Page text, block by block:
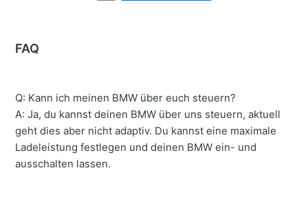
FAQ
Q: Kann ich meinen BMW über euch steuern?
A: Ja, du kannst deinen BMW über uns steuern, aktuell
geht dies aber nicht adaptiv. Du kannst eine maximale
Ladeleistung festlegen und deinen BMW ein- und
ausschalten lassen.